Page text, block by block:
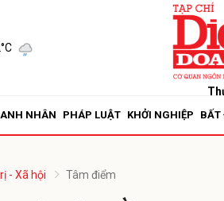
NHÂN PHÁP LUẬT KHỞI NGHIỆP BẤT
- Xã hội Tâm điểm